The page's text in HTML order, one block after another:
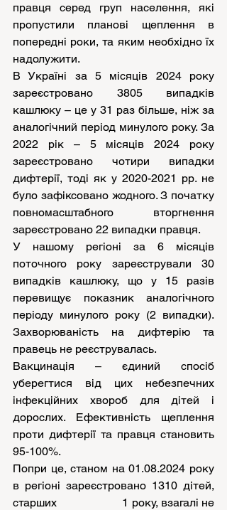
правця серед груп населення, які
пропустили планові щеплення в
попередні роки, та яким необхідно їх
надолужити.
В Україні за 5 місяців 2024 року
зареєстровано 3805 випадків
кашлюку – це у 31 раз більше, ніж за
аналогічний період минулого року. За
2022 рік – 5 місяців 2024 року
зареєстровано чотири випадки
дифтерії, тоді як у 2020-2021 рр. не
було зафіксовано жодного. З початку
повномасштабного вторгнення
зареєстровано 22 випадки правця.
У нашому регіоні за 6 місяців
поточного року зареєстрували 30
випадків кашлюку, що у 15 разів
перевищує показник аналогічного
періоду минулого року (2 випадки).
Захворюваність на дифтерію та
правець не реєструвалась.
Вакцинація – єдиний спосіб
уберегтися від цих небезпечних
інфекційних хвороб для дітей і
дорослих. Ефективність щеплення
проти дифтерії та правця становить
95-100%.
Попри це, станом на 01.08.2024 року
в регіоні зареєстровано 1310 дітей,
старших                      1 року, взагалі не